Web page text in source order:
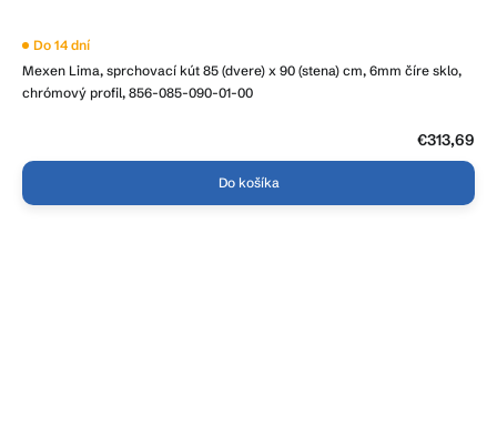
Mexen Lima, sprchovací kút 85 (dvere) x 90 (stena) cm, 6mm číre sklo,
chrómový profil, 856-085-090-01-00
Priemerné
produktu
je
Do 14 dní
€313,69
Do košíka